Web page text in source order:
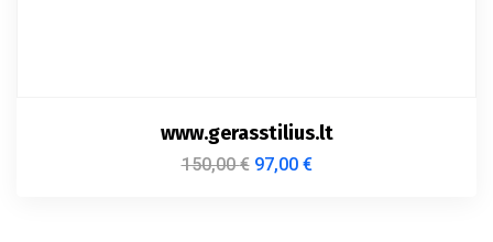
www.gerasstilius.lt
150,00€ 97,00 €